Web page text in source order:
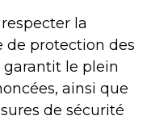
respecter la
protection des
le plein
ainsi que
de sécurité